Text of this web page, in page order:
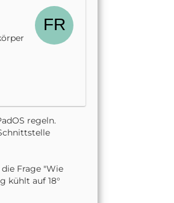
node_module
accessories/ro
index.j
regeln.
Frage "Wie
kühlt auf 18°